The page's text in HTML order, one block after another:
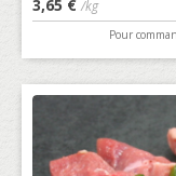
3,65 €/kg
Pour